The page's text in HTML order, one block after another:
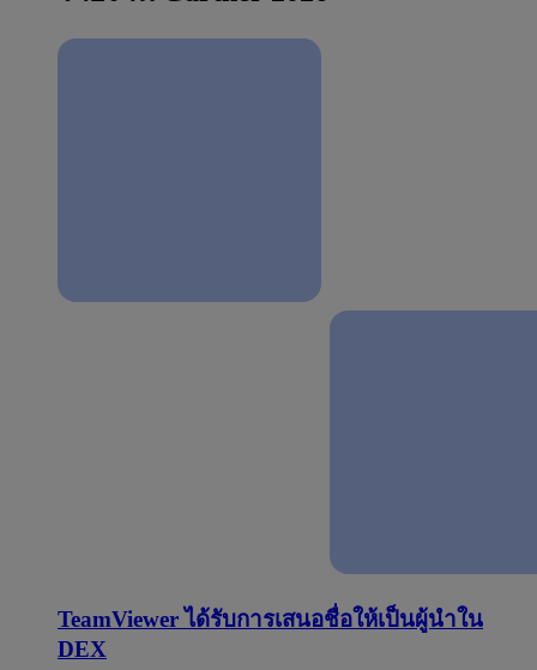
TeamViewer ได้รับการเสนอชื่อให้เป็นผู้นำใน
DEX